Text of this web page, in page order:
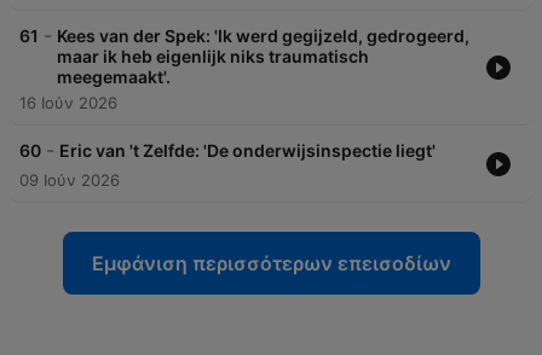
61 - Kees van der Spek: 'Ik werd gegijzeld, gedrogeerd,
maar ik heb eigenlijk niks traumatisch
meegemaakt'.
16 Ιούν 2026
60 - Eric van 't Zelfde: 'De onderwijsinspectie liegt'
09 Ιούν 2026
Εμφάνιση περισσότερων επεισοδίων